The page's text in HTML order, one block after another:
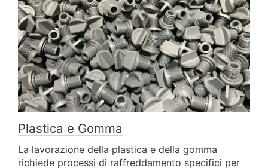
Plastica e Gomma
La lavorazione della plastica e della gomma
richiede processi di raffreddamento specifici per